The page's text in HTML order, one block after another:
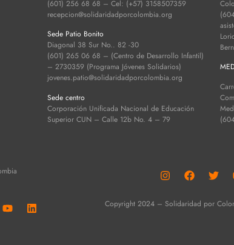
(601) 256 68 68 – Cel: (+57) 3158507359
recepcion@solidaridadporcolombia.org
Sede Patio Bonito
Diagonal 38 Sur No.. 82 -30
(601) 265 06 68 – (Centro de Desarrollo Infantil)
– 2730359 (Programa Jóvenes Solidarios)
jovenes.patio@solidaridadporcolombia.org
Sede centro
Corporación Unificada Nacional de Educación
Superior CUN – Calle 12b No. 4 – 79
Copyright 2024 – Solidaridad por